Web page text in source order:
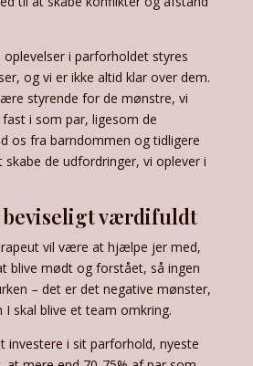
i parforholdet styres
og vi er ikke altid klar over dem.
styrende for de mønstre, vi
i som par, ligesom de
os fra barndommen og tidligere
de udfordringer, vi oplever i
værdifuldt
vil være at hjælpe jer med,
blive mødt og forstået, så ingen
– det er det negative mønster,
I skal blive et team omkring.
investere i sit parforhold, nyeste